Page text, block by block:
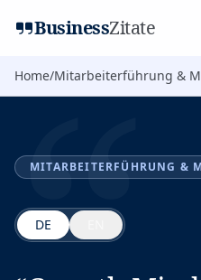
BusinessZitate
Home/Mitarbeiterführung &
MITARBEITERFÜHRUNG &
DE